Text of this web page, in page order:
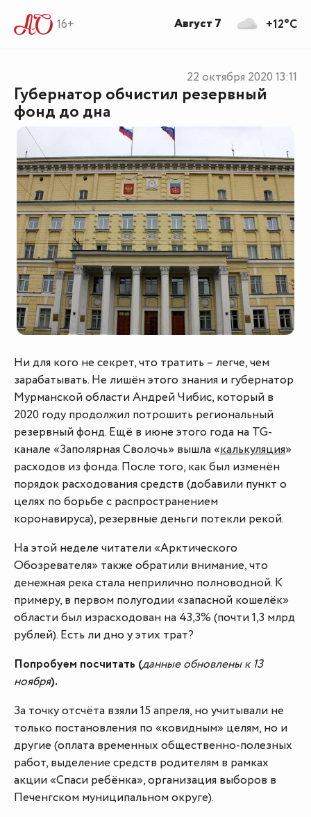
16+
Губернатор обчистил резервный
фонд до дна
22 октября 2020 13:11
Ни для кого не секрет, что тратить – легче, чем
зарабатывать. Не лишён этого знания и губернатор
Мурманской области Андрей Чибис, который в
2020 году продолжил потрошить региональный
резервный фонд. Ещё в июне этого года на TG-
канале «Заполярная Сволочь» вышла «калькуляция»
расходов из фонда. После того, как был изменён
порядок расходования средств (добавили пункт о
целях по борьбе с распространением
коронавируса), резервные деньги потекли рекой.
На этой неделе читатели «Арктического
Обозревателя» также обратили внимание, что
денежная река стала неприлично полноводной. К
примеру, в первом полугодии «запасной кошелёк»
области был израсходован на 43,3% (почти 1,3 млрд
рублей). Есть ли дно у этих трат?
Попробуем посчитать (данные обновлены к 13
ноября).
За точку отсчёта взяли 15 апреля, но учитывали не
только постановления по «ковидным» целям, но и
другие (оплата временных общественно-полезных
работ, выделение средств родителям в рамках
акции «Спаси ребёнка», организация выборов в
Печенгском муниципальном округе).
+12°C
Август 7